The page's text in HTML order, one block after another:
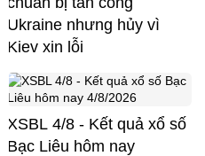
Ukraine nhưng hủy vì
Kiev xin lỗi
XSBL 4/8 - Kết quả xổ số
Bạc Liêu hôm nay